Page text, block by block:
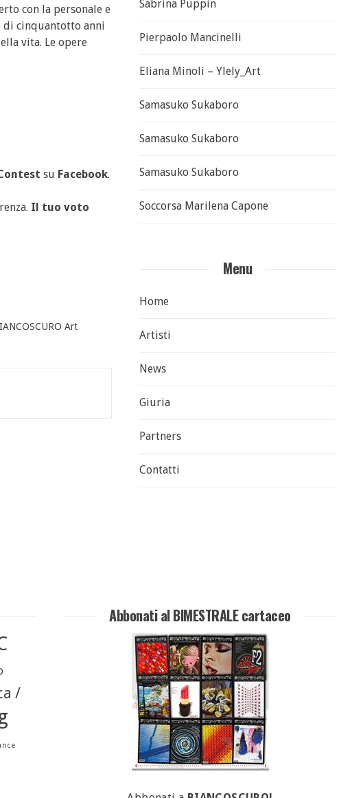
con la personale e
di cinquantotto anni
vita. Le opere
su Facebook.
Il tuo voto
Art
Sabrina Puppin
Pierpaolo Mancinelli
Eliana Minoli – Ylely_Art
Samasuko Sukaboro
Samasuko Sukaboro
Samasuko Sukaboro
Soccorsa Marilena Capone
Menu
Home
Artisti
News
Giuria
Partners
Contatti
/
Abbonati al BIMESTRALE cartaceo